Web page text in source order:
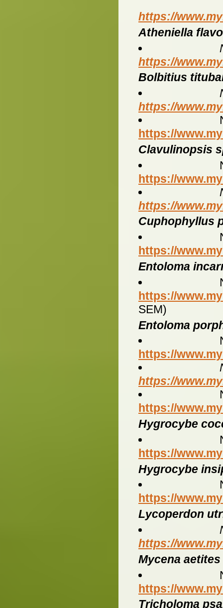
https://
Atheniella
https://
Bolbitius
https://
https://
Clavulinopsis
https://
https://
Cuphophyllus
https://
Entoloma
https://
SEM)
Entoloma
https://
https://
https://
Hygrocybe
https://
Hygrocybe
https://
Lycoperdon
https://
Mycena aetites
https://
Tricholoma